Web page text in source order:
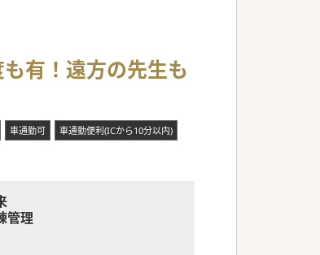
有！遠方の先生も
車通勤可 車通勤便利(ICから10分以内)
管理